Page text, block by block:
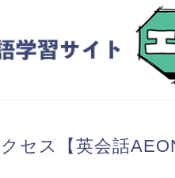
セス【英会話